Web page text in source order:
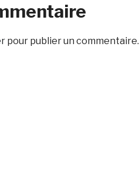
pour publier un commentaire.